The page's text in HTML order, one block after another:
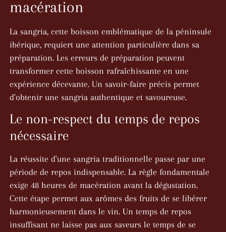
macération
La sangria, cette boisson emblématique de la péninsule
ibérique, requiert une attention particulière dans sa
préparation. Les erreurs de préparation peuvent
transformer cette boisson rafraîchissante en une
expérience décevante. Un savoir-faire précis permet
d'obtenir une sangria authentique et savoureuse.
Le non-respect du temps de repos
nécessaire
La réussite d'une sangria traditionnelle passe par une
période de repos indispensable. La règle fondamentale
exige 48 heures de macération avant la dégustation.
Cette étape permet aux arômes des fruits de se libérer
harmonieusement dans le vin. Un temps de repos
insuffisant ne laisse pas aux saveurs le temps de se